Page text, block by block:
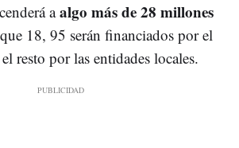
aalgo más de 28 millones
18, 95 serán financiados por el
resto por las entidades locales.